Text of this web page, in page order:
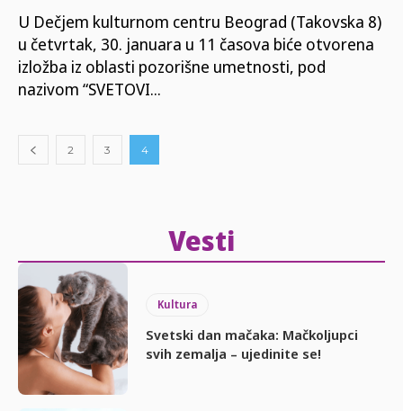
U Dečjem kulturnom centru Beograd (Takovska 8)
u četvrtak, 30. januara u 11 časova biće otvorena
izložba iz oblasti pozorišne umetnosti, pod
nazivom “SVETOVI...
2 3 4
Vesti
Kultura
Svetski dan mačaka: Mačkoljupci
svih zemalja – ujedinite se!